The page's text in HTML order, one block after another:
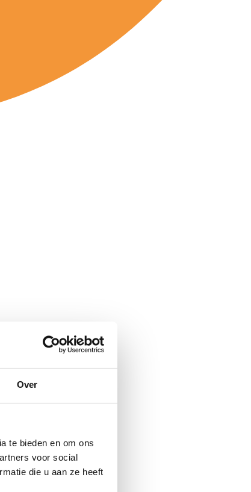
Over
te bieden en om ons
voor social
die u aan ze heeft